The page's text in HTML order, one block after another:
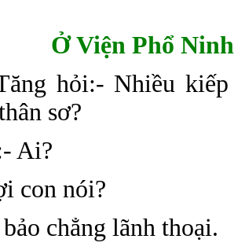
ỞViện Phổ Ninh
hỏi:- Nhiều
sơ?
Ai?
con nói?
chẳng lãnh thoại.